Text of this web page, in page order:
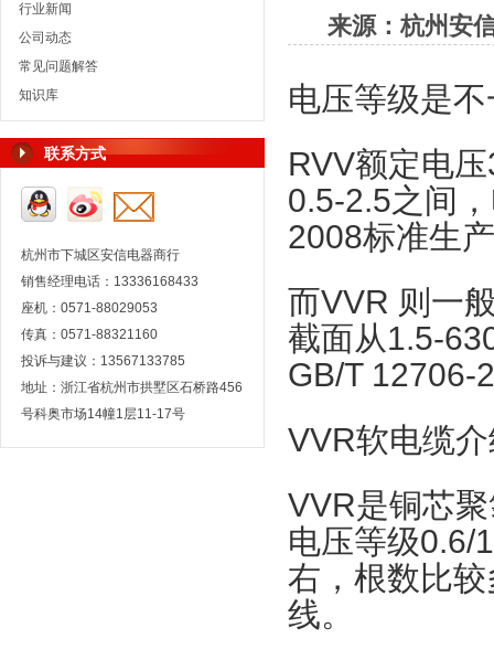
行业新闻
公司动态
常见问题解答
知识库
联系方式
杭州市下城区安信电器商行
销售经理电话：13336168433
座机：0571-88029053
传真：0571-88321160
投诉与建议：13567133785
地址：浙江省杭州市拱墅区石桥路456
号科奥市场14幢1层11-17号
来源：杭州安
电压等级是
RVV额定电压
0.5-2.5之间
2008标准生
而VVR 则一
截面从1.5-
GB/T 12706-
VVR软电缆
VVR是铜芯
电压等级0.6/
右，根数比
线。